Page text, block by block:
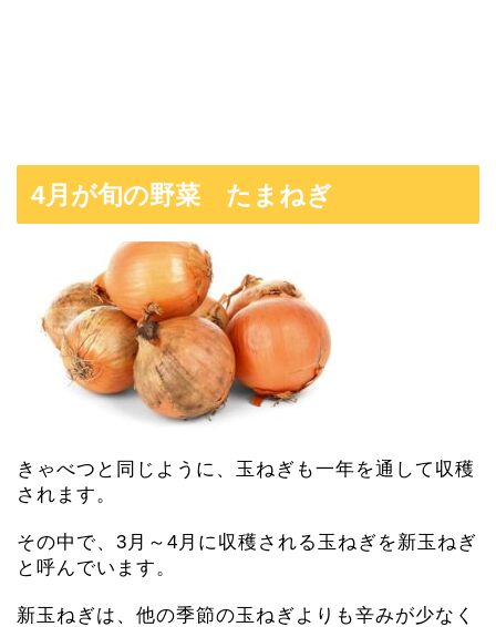
4月が旬の野菜 たまねぎ
きゃべつと同じように、玉ねぎも一年を通して収穫
されます。
その中で、3月～4月に収穫される玉ねぎを新玉ねぎ
と呼んでいます。
新玉ねぎは、他の季節の玉ねぎよりも辛みが少なく